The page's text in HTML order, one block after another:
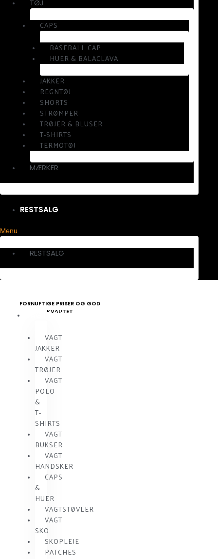
TØJ
CAPS
BASEBALL CAP
HUER & BALACLAVA
JAKKER
REGNTØJ
SHORTS
STRØMPER
TRØJER & BLUSER
T-SHIRTS
TERMOTØJ
MÆRKER
RESTSALG
Menu
RESTSALG
FORNUFTIGE PRISER OG GOD
KVALITET
VAGTTØJ
VAGT
JAKKER
VAGT
TRØJER
VAGT
POLO
&
T-
SHIRTS
VAGT
BUKSER
VAGT
HANDSKER
CAPS
&
HUER
VAGTSTØVLER
VAGT
SKO
SKOPLEJE
PATCHES